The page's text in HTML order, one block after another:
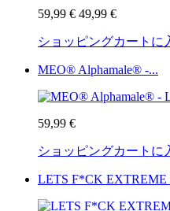
59,99 € 49,99 €
ショッピングカートに
MEO® Alphamale® -...
59,99 €
ショッピングカートに
LETS F*CK EXTREME